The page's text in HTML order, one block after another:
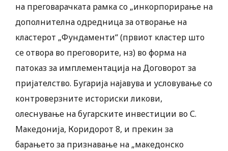
на преговарачката рамка со „инкорпорирање на
дополнителна одредница за отворање на
кластерот „Фундаменти“ (првиот кластер што
се отвора во преговорите, нз) во форма на
патоказ за имплементација на Договорот за
пријателство. Бугарија најавува и условување со
контроверзните историски ликови,
олеснување на бугарските инвестиции во С.
Македонија, Коридорот 8, и прекин за
барањето за признавање на „македонско